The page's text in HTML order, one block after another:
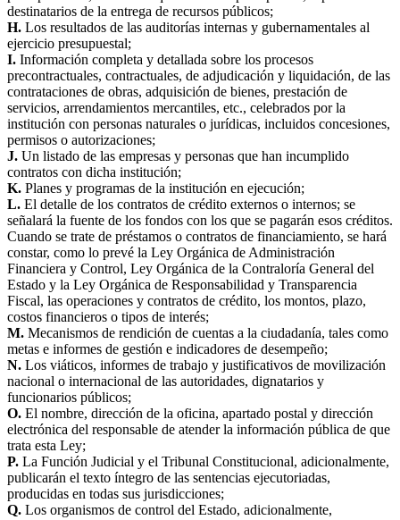
destinatarios de la entrega de recursos públicos;
H. Los resultados de las auditorías internas y gubernamentales al
ejercicio presupuestal;
I. Información completa y detallada sobre los procesos
precontractuales, contractuales, de adjudicación y liquidación, de las
contrataciones de obras, adquisición de bienes, prestación de
servicios, arrendamientos mercantiles, etc., celebrados por la
institución con personas naturales o jurídicas, incluidos concesiones,
permisos o autorizaciones;
J. Un listado de las empresas y personas que han incumplido
contratos con dicha institución;
K. Planes y programas de la institución en ejecución;
L. El detalle de los contratos de crédito externos o internos; se
señalará la fuente de los fondos con los que se pagarán esos créditos.
Cuando se trate de préstamos o contratos de financiamiento, se hará
constar, como lo prevé la Ley Orgánica de Administración
Financiera y Control, Ley Orgánica de la Contraloría General del
Estado y la Ley Orgánica de Responsabilidad y Transparencia
Fiscal, las operaciones y contratos de crédito, los montos, plazo,
costos financieros o tipos de interés;
M. Mecanismos de rendición de cuentas a la ciudadanía, tales como
metas e informes de gestión e indicadores de desempeño;
N. Los viáticos, informes de trabajo y justificativos de movilización
nacional o internacional de las autoridades, dignatarios y
funcionarios públicos;
O. El nombre, dirección de la oficina, apartado postal y dirección
electrónica del responsable de atender la información pública de que
trata esta Ley;
P. La Función Judicial y el Tribunal Constitucional, adicionalmente,
publicarán el texto íntegro de las sentencias ejecutoriadas,
producidas en todas sus jurisdicciones;
Q. Los organismos de control del Estado, adicionalmente,